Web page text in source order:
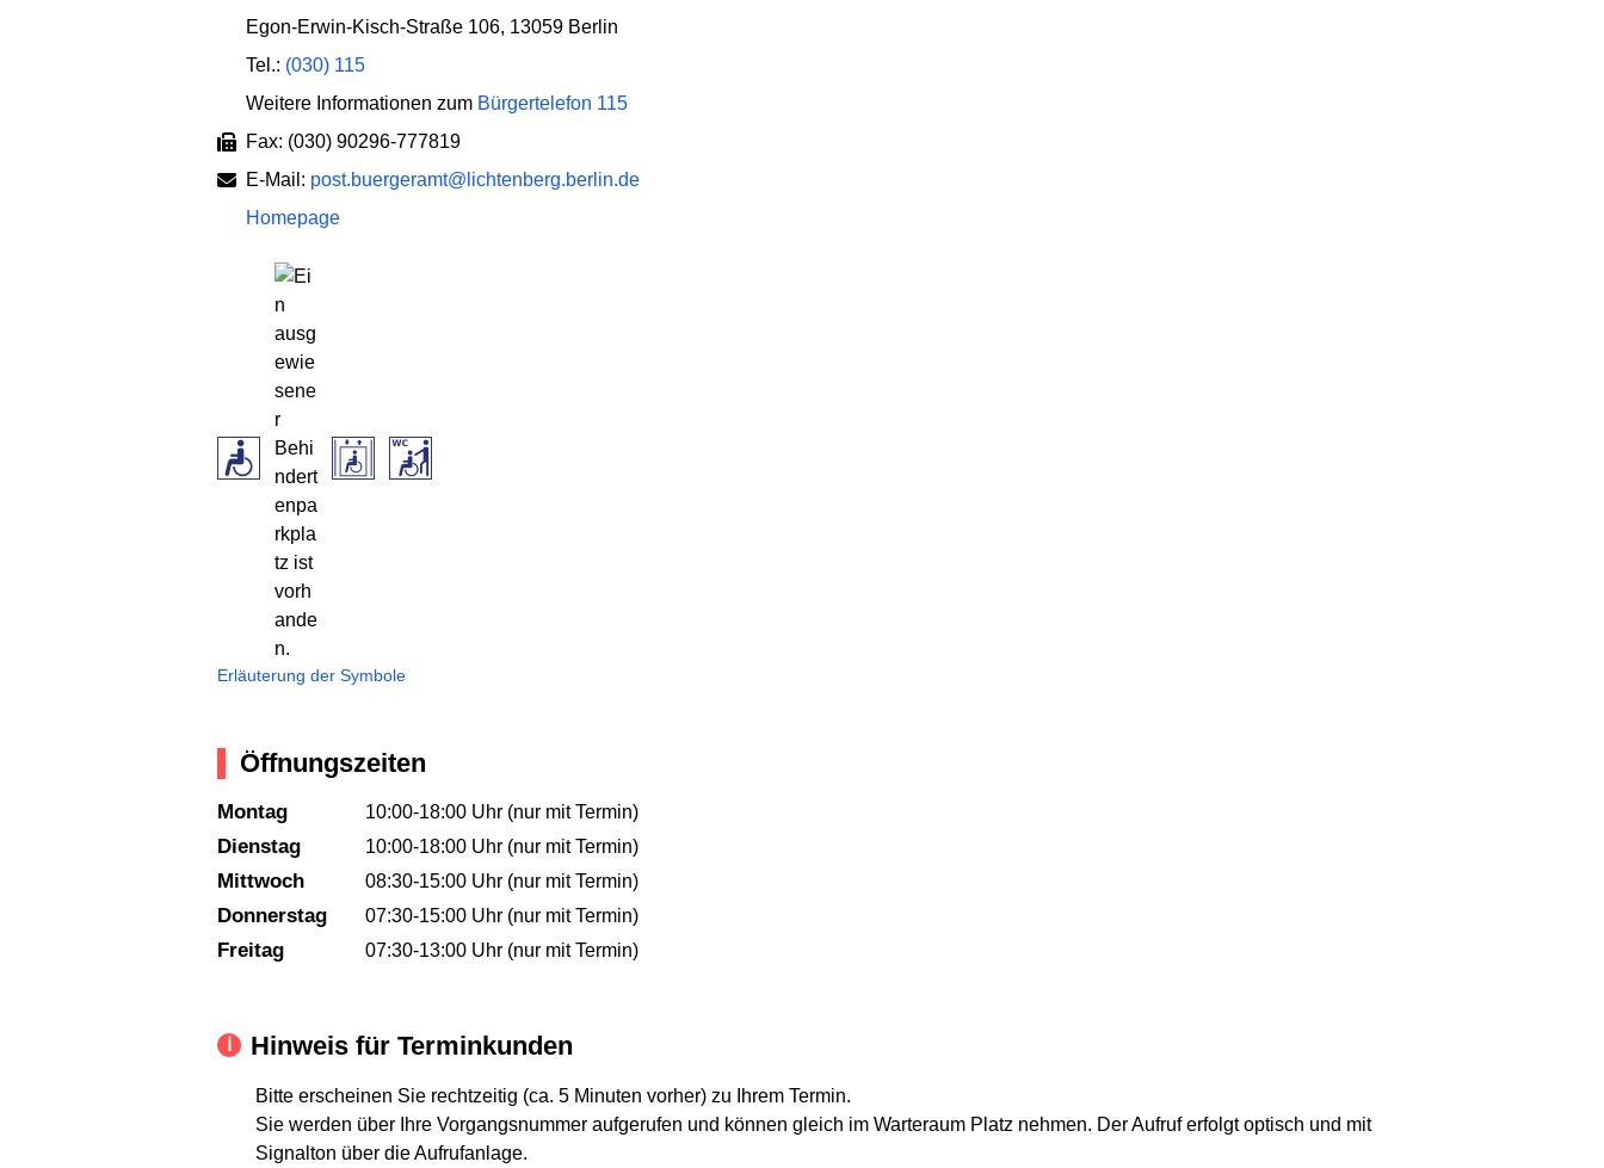
Egon-Erwin-Kisch-Straße 106, 13059 Berlin
Tel.: (030) 115
Weitere Informationen zum Bürgertelefon 115
Fax: (030) 90296-777819
E-Mail: post.buergeramt@lichtenberg.berlin.de
Homepage
Erläuterung der Symbole
Öffnungszeiten
Montag 10:00-18:00 Uhr (nur mit Termin)
Dienstag 10:00-18:00 Uhr (nur mit Termin)
Mittwoch 08:30-15:00 Uhr (nur mit Termin)
Donnerstag 07:30-15:00 Uhr (nur mit Termin)
Freitag 07:30-13:00 Uhr (nur mit Termin)
Hinweis für Terminkunden
Bitte erscheinen Sie rechtzeitig (ca. 5 Minuten vorher) zu Ihrem Termin.
Sie werden über Ihre Vorgangsnummer aufgerufen und können gleich im Warteraum Platz nehmen. Der Aufruf erfolgt optisch und mit
Signalton über die Aufrufanlage.